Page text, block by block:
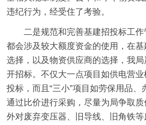
违纪行为，经受住了考验。
二是规范和完善基建招投标工
都会涉及较大额度资金的使用，在
选择，以及物资供应商的选择，我
开招标。不仅大一点项目如供电营
投标，而且“三小”项目如劳保用品、
通过比价进行采购，尽量为局争取
外对废弃变压器、旧导线、旧角铁